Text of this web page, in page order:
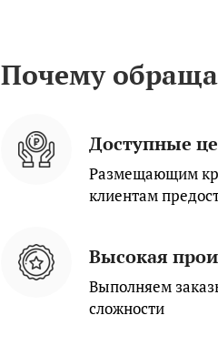
Почему
Доступные
Размещающим
клиентам
Высокая
Выполняем
сложности